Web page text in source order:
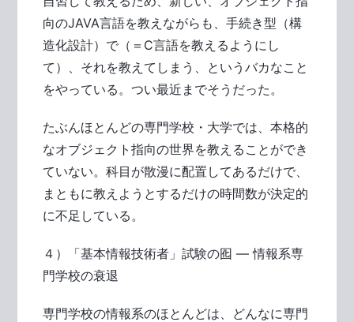
向のJAVA言語を教えながらも、手続き型（構
造化設計）で（＝C言語を教えるようにし
て）、それを教えてしまう、というバカなこと
をやっている。つい最近までそうだった。
たぶんほとんどの専門学校・大学では、本格的
なオブジェクト指向の世界を教えることができ
ていない。科目が散漫に配置してあるだけで、
まともに教えようとするだけの時間数が決定的
に不足している。
４）「基本情報技術者」試験の囮 ― 情報系専
門学校の衰退
専門学校の情報系のほとんどは、どんなに専門